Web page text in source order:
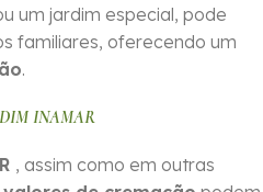
um jardim especial, pode
familiares, oferecendo um
.
INAMAR
, assim como em outras